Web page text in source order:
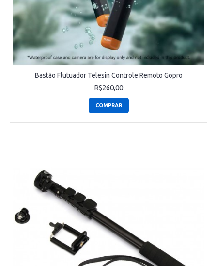
Bastão Flutuador Telesin Controle Remoto Gopro
R$260,00
COMPRAR